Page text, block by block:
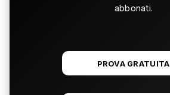
abbonati.
PROVA GRATUITA